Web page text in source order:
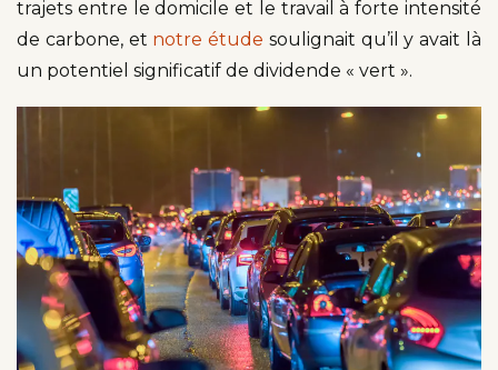
trajets entre le domicile et le travail à forte intensité
de carbone, et notre étude soulignait qu’il y avait là
un potentiel significatif de dividende « vert ».